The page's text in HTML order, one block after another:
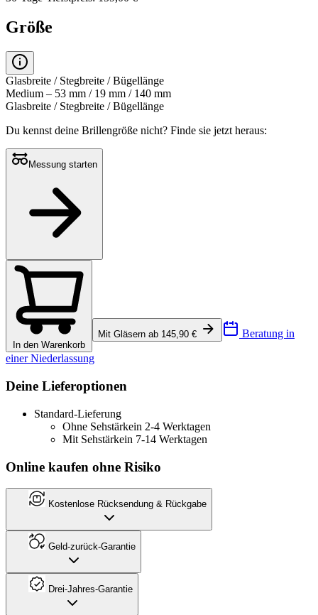
Größe
Glasbreite / Stegbreite / Bügellänge
Medium – 53 mm / 19 mm / 140 mm
Glasbreite / Stegbreite / Bügellänge
Du kennst deine Brillengröße nicht? Finde sie jetzt heraus:
Messung starten
In den Warenkorb
Mit Gläsern ab 145,90 € Beratung in
einer Niederlassung
Deine Lieferoptionen
Standard-Lieferung
Ohne Sehstärkein 2-4 Werktagen
Mit Sehstärkein 7-14 Werktagen
Online kaufen ohne Risiko
Kostenlose Rücksendung & Rückgabe
Geld-zurück-Garantie
Drei-Jahres-Garantie